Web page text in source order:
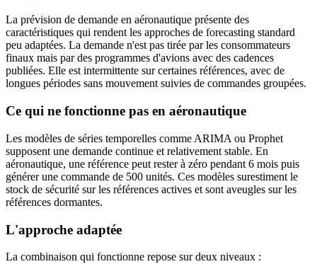
La prévision de demande en aéronautique présente des
caractéristiques qui rendent les approches de forecasting standard
peu adaptées. La demande n'est pas tirée par les consommateurs
finaux mais par des programmes d'avions avec des cadences
publiées. Elle est intermittente sur certaines références, avec de
longues périodes sans mouvement suivies de commandes groupées.
Ce qui ne fonctionne pas en aéronautique
Les modèles de séries temporelles comme ARIMA ou Prophet
supposent une demande continue et relativement stable. En
aéronautique, une référence peut rester à zéro pendant 6 mois puis
générer une commande de 500 unités. Ces modèles surestiment le
stock de sécurité sur les références actives et sont aveugles sur les
références dormantes.
L'approche adaptée
La combinaison qui fonctionne repose sur deux niveaux :